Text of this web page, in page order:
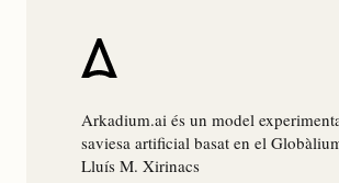
Arkadium.ai és un model
saviesa artificial basat en el
Lluís M. Xirinacs